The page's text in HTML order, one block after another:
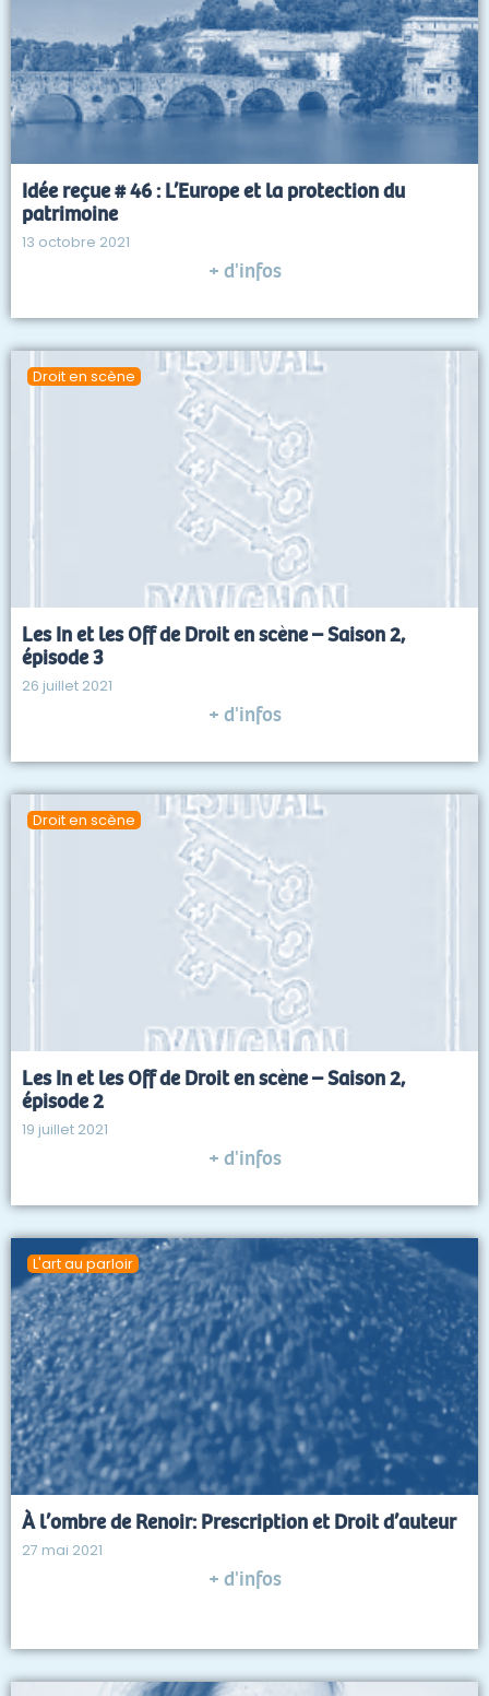
Idée reçue # 46 : L’Europe et la protection du
patrimoine
13 octobre 2021
+ d'infos
Droit en scène
Les In et les Off de Droit en scène – Saison 2,
épisode 3
26 juillet 2021
+ d'infos
Droit en scène
Les In et les Off de Droit en scène – Saison 2,
épisode 2
19 juillet 2021
+ d'infos
L'art au parloir
À l’ombre de Renoir: Prescription et Droit d’auteur
27 mai 2021
+ d'infos